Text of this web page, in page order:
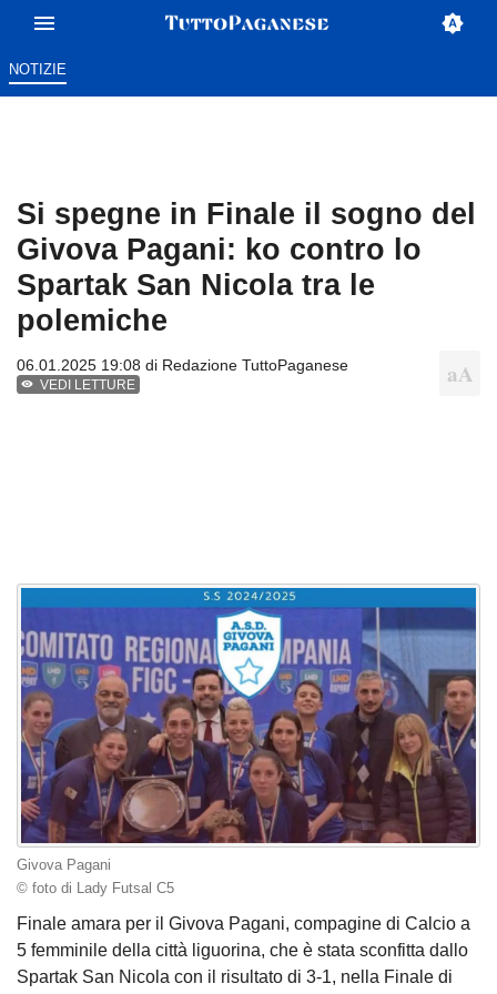
NOTIZIE
Si spegne in Finale il sogno del
Givova Pagani: ko contro lo
Spartak San Nicola tra le
polemiche
06.01.2025 19:08 di Redazione TuttoPaganese
VEDI LETTURE
Givova Pagani
© foto di Lady Futsal C5
Finale amara per il Givova Pagani, compagine di Calcio a
5 femminile della città liguorina, che è stata sconfitta dallo
Spartak San Nicola con il risultato di 3-1, nella Finale di